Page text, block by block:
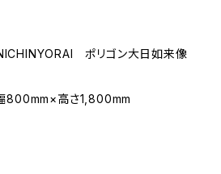
ポリゴン大日如来像
800mm×高さ1,800mm